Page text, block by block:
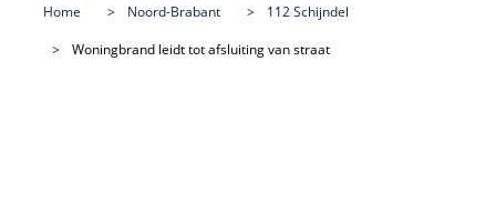
Home Noord-Brabant
112 Schijndel
Woningbrand leidt tot afsluiting van straat